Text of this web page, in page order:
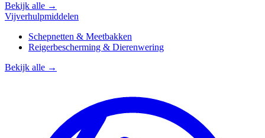
Bekijk alle →
Vijverhulpmiddelen
Schepnetten & Meetbakken
Reigerbescherming & Dierenwering
Bekijk alle →